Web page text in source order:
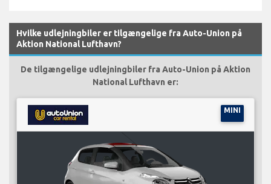
Hvilke udlejningbiler er tilgængelige fra Auto-Union på
Aktion National Lufthavn?
De tilgængelige udlejningbiler fra Auto-Union på Aktion
National Lufthavn er:
MINI